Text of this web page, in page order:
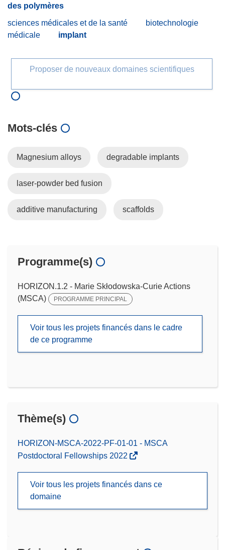
des polymères
sciences médicales et de la santé
biotechnologie
médicale
implant
Proposer de nouveaux domaines scientifiques
Mots‑clés
Magnesium alloys degradable implants
laser-powder bed fusion
additive manufacturing scaffolds
Programme(s)
HORIZON.1.2 - Marie Skłodowska-Curie Actions
(MSCA)
PROGRAMME PRINCIPAL
Voir tous les projets financés dans le cadre
de ce programme
Thème(s)
HORIZON-MSCA-2022-PF-01-01 - MSCA
Postdoctoral Fellowships 2022
Voir tous les projets financés dans ce
domaine